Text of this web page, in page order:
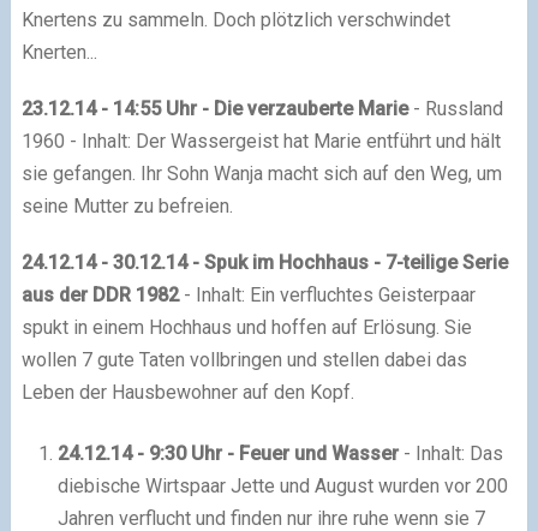
Knertens zu sammeln. Doch plötzlich verschwindet
Knerten...
23.12.14 - 14:55 Uhr - Die verzauberte Marie- Russland
1960 - Inhalt: Der Wassergeist hat Marie entführt und hält
sie gefangen. Ihr Sohn Wanja macht sich auf den Weg, um
seine Mutter zu befreien.
24.12.14 - 30.12.14 - Spuk im Hochhaus - 7-teilige Serie
aus der DDR 1982- Inhalt: Ein verfluchtes Geisterpaar
spukt in einem Hochhaus und hoffen auf Erlösung. Sie
wollen 7 gute Taten vollbringen und stellen dabei das
Leben der Hausbewohner auf den Kopf.
24.12.14 - 9:30 Uhr - Feuer und Wasser- Inhalt: Das
diebische Wirtspaar Jette und August wurden vor 200
Jahren verflucht und finden nur ihre ruhe wenn sie 7